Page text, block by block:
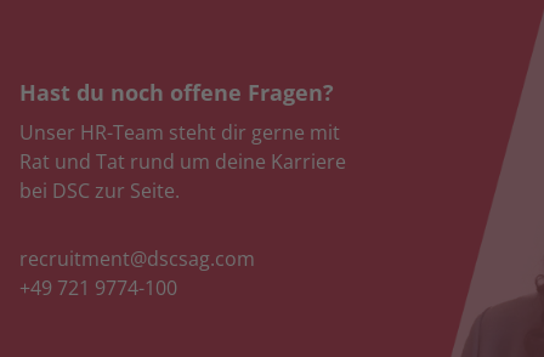
Hast du noch offene Fragen?
Unser HR-Team steht dir gerne mit
Rat und Tat rund um deine Karriere
bei DSC zur Seite.
recruitment@dscsag.com
+49 721 9774-100